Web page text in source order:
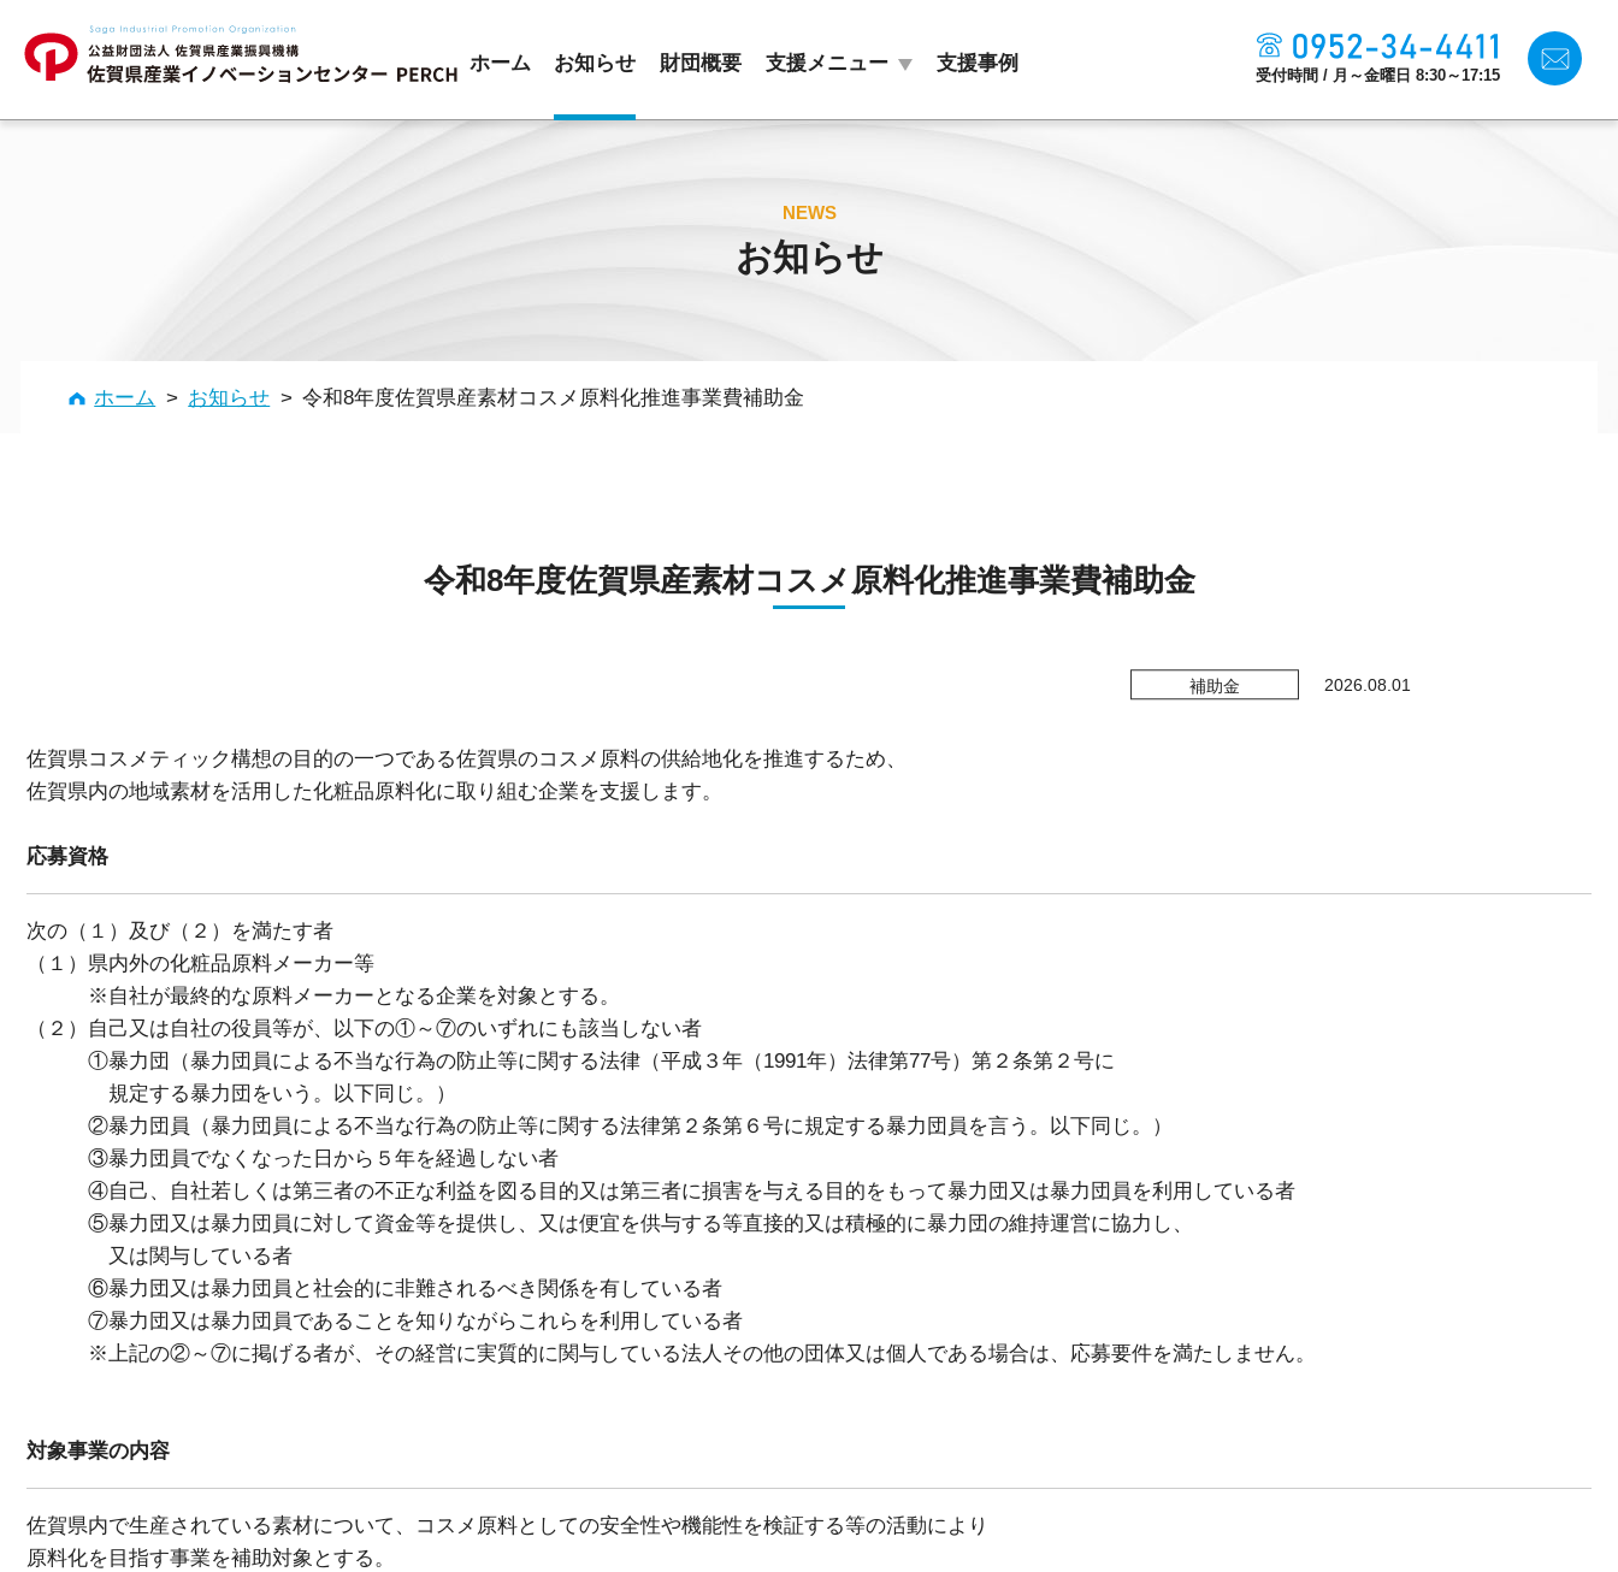
ホーム お知らせ 財団概要 支援メニュー
ＤＸ・
スタートアップ
商標・
支援事例
受付時間 / 月～金曜日 8:30～17:15
NEWS
お知らせ
ホーム > お知らせ > 令和8年度佐賀県産素材コスメ原料化推進事業費補助金
令和8年度佐賀県産素材コスメ原料化推進事業費補助金
補助金 2026.08.01
佐賀県コスメティック構想の目的の一つである佐賀県のコスメ原料の供給地化を推進するため、
佐賀県内の地域素材を活用した化粧品原料化に取り組む企業を支援します。
応募資格
次の（１）及び（２）を満たす者
（１）県内外の化粧品原料メーカー等
※自社が最終的な原料メーカーとなる企業を対象とする。
（２）自己又は自社の役員等が、以下の①～⑦のいずれにも該当しない者
①暴力団（暴力団員による不当な行為の防止等に関する法律（平成３年（1991年）法律第77号）第２条第２号に
規定する暴力団をいう。以下同じ。）
②暴力団員（暴力団員による不当な行為の防止等に関する法律第２条第６号に規定する暴力団員を言う。以下同じ。）
③暴力団員でなくなった日から５年を経過しない者
④自己、自社若しくは第三者の不正な利益を図る目的又は第三者に損害を与える目的をもって暴力団又は暴力団員を利用している者
⑤暴力団又は暴力団員に対して資金等を提供し、又は便宜を供与する等直接的又は積極的に暴力団の維持運営に協力し、
又は関与している者
⑥暴力団又は暴力団員と社会的に非難されるべき関係を有している者
⑦暴力団又は暴力団員であることを知りながらこれらを利用している者
※上記の②～⑦に掲げる者が、その経営に実質的に関与している法人その他の団体又は個人である場合は、応募要件を満たしません。
対象事業の内容
佐賀県内で生産されている素材について、コスメ原料としての安全性や機能性を検証する等の活動により
原料化を目指す事業を補助対象とする。